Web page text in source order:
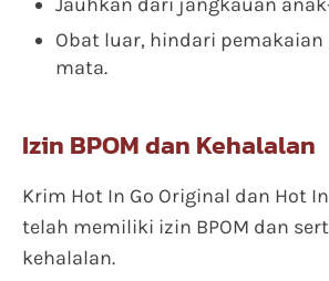
Obat luar, hindari
mata.
Izin BPOM dan Kehalalan
Krim Hot In Go Original dan Hot
telah memiliki izin BPOM dan
kehalalan.